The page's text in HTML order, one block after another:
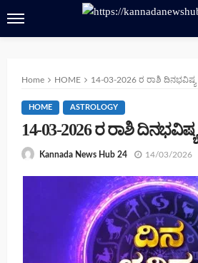
Home HOME 14-03-2026 ರ ರಾಶಿ ದಿನಭವಿಷ್ಯ
HOME ASTROLOGY
14-03-2026 ರ ರಾಶಿ ದಿನಭವಿಷ್ಯ
Kannada News Hub 24 14/03/2026